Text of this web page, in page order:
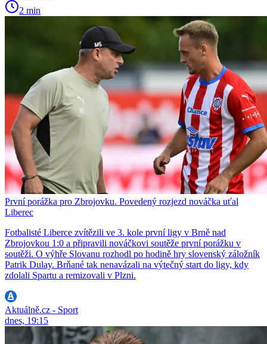
2 min
První porážka pro Zbrojovku. Povedený rozjezd nováčka uťal
Liberec
Fotbalisté Liberce zvítězili ve 3. kole první ligy v Brně nad
Zbrojovkou 1:0 a připravili nováčkovi soutěže první porážku v
soutěži. O výhře Slovanu rozhodl po hodině hry slovenský záložník
Patrik Dulay. Brňané tak nenavázali na výtečný start do ligy, kdy
zdolali Spartu a remizovali v Plzni.
Aktuálně.cz - Sport
dnes, 19:15